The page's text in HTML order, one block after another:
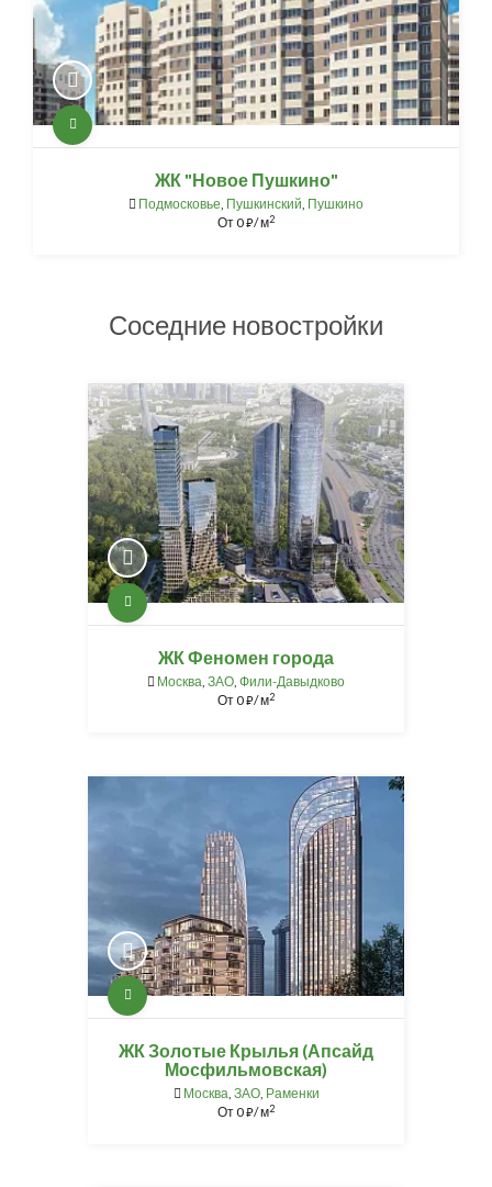
ЖК "Новое Пушкино"
Подмосковье, Пушкинский, Пушкино
От0⃏/ м2
Соседние новостройки
ЖК Феномен города
Москва, ЗАО, Фили-Давыдково
От0⃏/ м2
ЖК Золотые Крылья (Апсайд
Мосфильмовская)
Москва, ЗАО, Раменки
От0⃏/ м2